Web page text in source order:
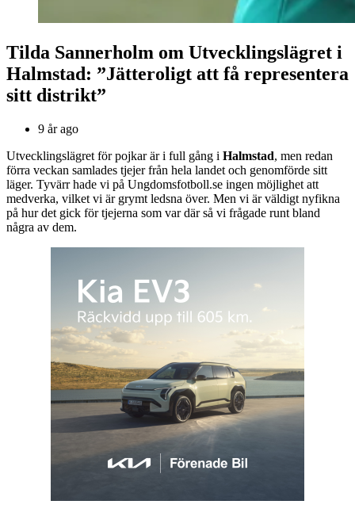
Tilda Sannerholm om Utvecklingslägret i
Halmstad: ”Jätteroligt att få representera
sitt distrikt”
9 år ago
Utvecklingslägret för pojkar är i full gång i Halmstad, men redan
förra veckan samlades tjejer från hela landet och genomförde sitt
läger. Tyvärr hade vi på Ungdomsfotboll.se ingen möjlighet att
medverka, vilket vi är grymt ledsna över. Men vi är väldigt nyfikna
på hur det gick för tjejerna som var där så vi frågade runt bland
några av dem.